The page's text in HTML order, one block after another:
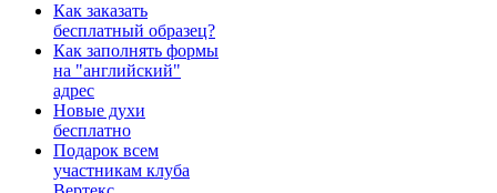
Как заказать
бесплатный образец?
Как заполнять формы
на "английский"
адрес
Новые духи
бесплатно
Подарок всем
участникам клуба